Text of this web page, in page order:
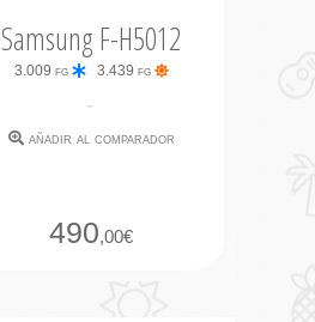
Samsung F-H5012
3.009 fg 3.439 fg
-
añadir al comparador
490,00€